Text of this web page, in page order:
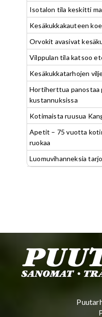
Isotalon tila keskitti
Kesäkukkakauteen
Orvokit avasivat
Vilppulan tila katsoo
Kesäkukkatarhojen
Hortiherttua panostaa
kustannuksissa
Kotimaista ruusua
Apetit – 75 vuotta
ruokaa
Luomuvihanneksia